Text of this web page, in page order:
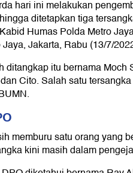
hari ini melakukan
ditetapkan tiga
Humas Polda Metro
Jakarta, Rabu (13/7/
ditangkap itu bernama Moch
Cito. Salah satu
memburu satu orang yang
kini masih dalam